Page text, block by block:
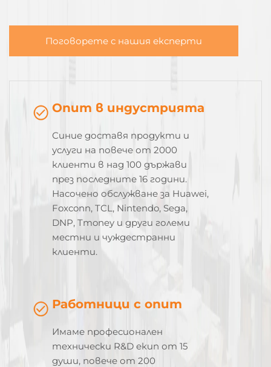
Поговорете с нашия експерти
Опит в индустрията
Синие доставя продукти и
услуги на повече от 2000
клиенти в над 100 държави
през последните 16 години.
Насочено обслужване за Huawei,
Foxconn, TCL, Nintendo, Sega,
DNP, Tmoney и други големи
местни и чуждестранни
клиенти.
Работници с опит
Имаме професионален
технически R&D екип от 15
души, повече от 200